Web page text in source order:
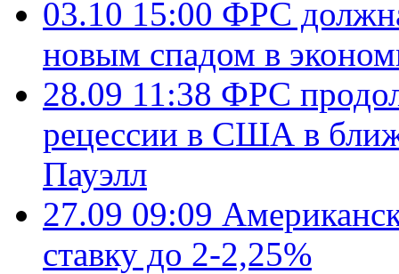
03.10 15:00 ФРС
новым спадом в
28.09 11:38 ФРС
рецессии в США в
Пауэлл
27.09 09:09
ставку до 2-2,25%